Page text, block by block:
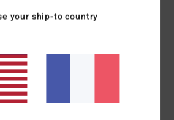
(Loi Agec)
your ship-to country